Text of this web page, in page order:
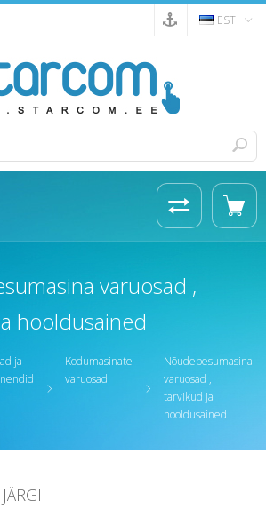
EST
varuosad ,
hooldusained
ja
Kodumasinate
varuosad
Nõudepesumasina
varuosad ,
tarvikud ja
hooldusained